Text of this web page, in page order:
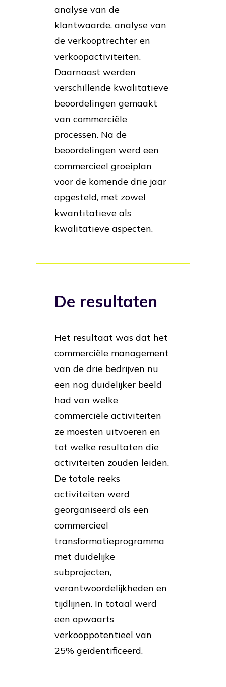
analyse van de
klantwaarde, analyse van
de verkooptrechter en
verkoopactiviteiten.
Daarnaast werden
verschillende kwalitatieve
beoordelingen gemaakt
van commerciële
processen. Na de
beoordelingen werd een
commercieel groeiplan
voor de komende drie jaar
opgesteld, met zowel
kwantitatieve als
kwalitatieve aspecten.
De resultaten
Het resultaat was dat het
commerciële management
van de drie bedrijven nu
een nog duidelijker beeld
had van welke
commerciële activiteiten
ze moesten uitvoeren en
tot welke resultaten die
activiteiten zouden leiden.
De totale reeks
activiteiten werd
georganiseerd als een
commercieel
transformatieprogramma
met duidelijke
subprojecten,
verantwoordelijkheden en
tijdlijnen. In totaal werd
een opwaarts
verkooppotentieel van
25% geïdentificeerd.